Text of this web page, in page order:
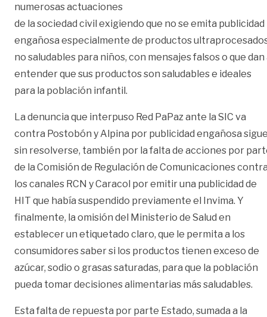
numerosas actuaciones
de la sociedad civil exigiendo que no se emita publicidad
engañosa especialmente de productos
no saludables para niños, con mensajes falsos o que dan
entender que sus productos son saludables e ideales
para la población infantil.
La denuncia que interpuso Red PaPaz ante la SIC va
contra Postobón y Alpina por publicidad engañosa
sin resolverse, también por la falta de acciones por
de la Comisión de Regulación de Comunicaciones
los canales RCN y Caracol por emitir una publicidad de
HIT que había suspendido previamente el Invima. Y
finalmente, la omisión del Ministerio de Salud en
establecer un etiquetado claro, que le permita a los
consumidores saber si los productos tienen exceso de
azúcar, sodio o grasas saturadas, para que la población
pueda tomar decisiones alimentarias más saludables.
Esta falta de repuesta por parte Estado, sumada a la